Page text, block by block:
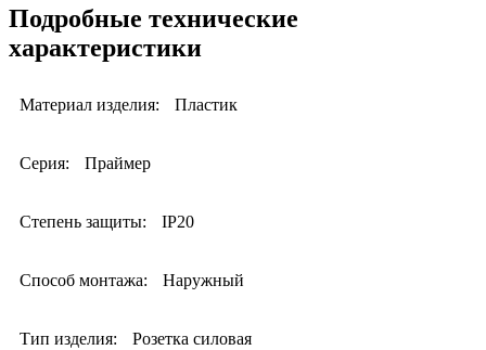
Подробные технические
характеристики
Материал изделия: Пластик
Серия: Праймер
Степень защиты: IP20
Способ монтажа: Наружный
Тип изделия: Розетка силовая